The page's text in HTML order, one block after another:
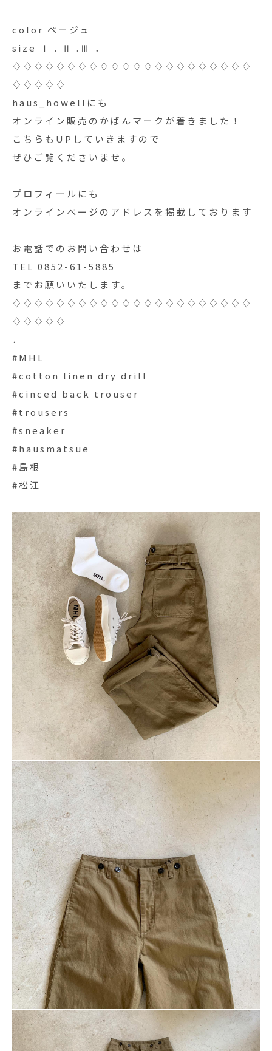
color ベージュ
size Ⅰ . Ⅱ .Ⅲ ．
♢♢♢♢♢♢♢♢♢♢♢♢♢♢♢♢♢♢♢♢♢♢
♢♢♢♢♢
haus_howellにも
オンライン販売のかばんマークが着きました！
こちらもUPしていきますので
ぜひご覧くださいませ。
プロフィールにも
オンラインページのアドレスを掲載しております
お電話でのお問い合わせは
TEL 0852-61-5885
までお願いいたします。
♢♢♢♢♢♢♢♢♢♢♢♢♢♢♢♢♢♢♢♢♢♢
♢♢♢♢♢
．
#MHL
#cotton linen dry drill
#cinced back trouser
#trousers
#sneaker
#hausmatsue
#島根
#松江